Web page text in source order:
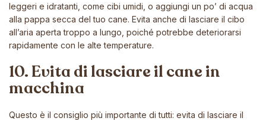
leggeri e idratanti, come cibi umidi, o aggiungi un po’ di acqua
alla pappa secca del tuo cane. Evita anche di lasciare il cibo
all’aria aperta troppo a lungo, poiché potrebbe deteriorarsi
rapidamente con le alte temperature.
10. Evita di lasciare il cane in
macchina
Questo è il consiglio più importante di tutti: evita di lasciare il